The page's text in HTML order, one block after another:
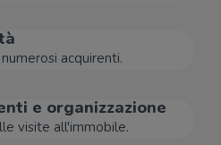
acquirenti.
e organizzazione
visite all'immobile.